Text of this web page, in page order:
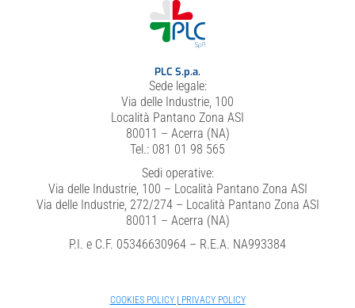
PLC S.p.a.
Sede legale:
Via delle Industrie, 100
Località Pantano Zona ASI
80011 – Acerra (NA)
Tel.: 081 01 98 565
Sedi operative:
Via delle Industrie, 100 – Località Pantano Zona ASI
Via delle Industrie, 272/274 – Località Pantano Zona ASI
80011 – Acerra (NA)
P.I. e C.F. 05346630964 – R.E.A. NA993384
COOKIES POLICY| PRIVACY POLICY